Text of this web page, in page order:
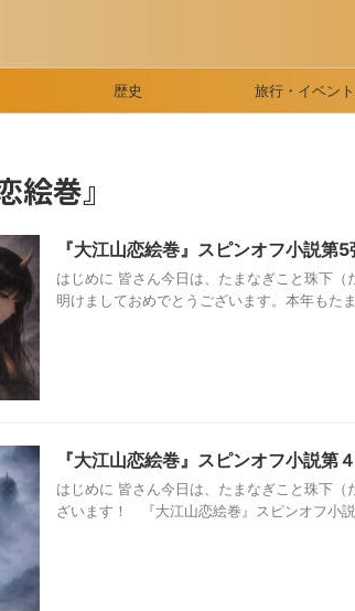
歴史 旅行・イベント
絵巻』
『大江山恋絵巻』スピンオフ小説第5
はじめに 皆さん今日は、たまなぎこと珠下（
明けましておめでとうございます。本年も
『大江山恋絵巻』スピンオフ小説第
はじめに 皆さん今日は、たまなぎこと珠下
ざいます！ 『大江山恋絵巻』スピンオフ小